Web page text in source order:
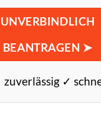
UNVERBINDLICH
BEANTRAGEN ➤
zuverlässig ✓